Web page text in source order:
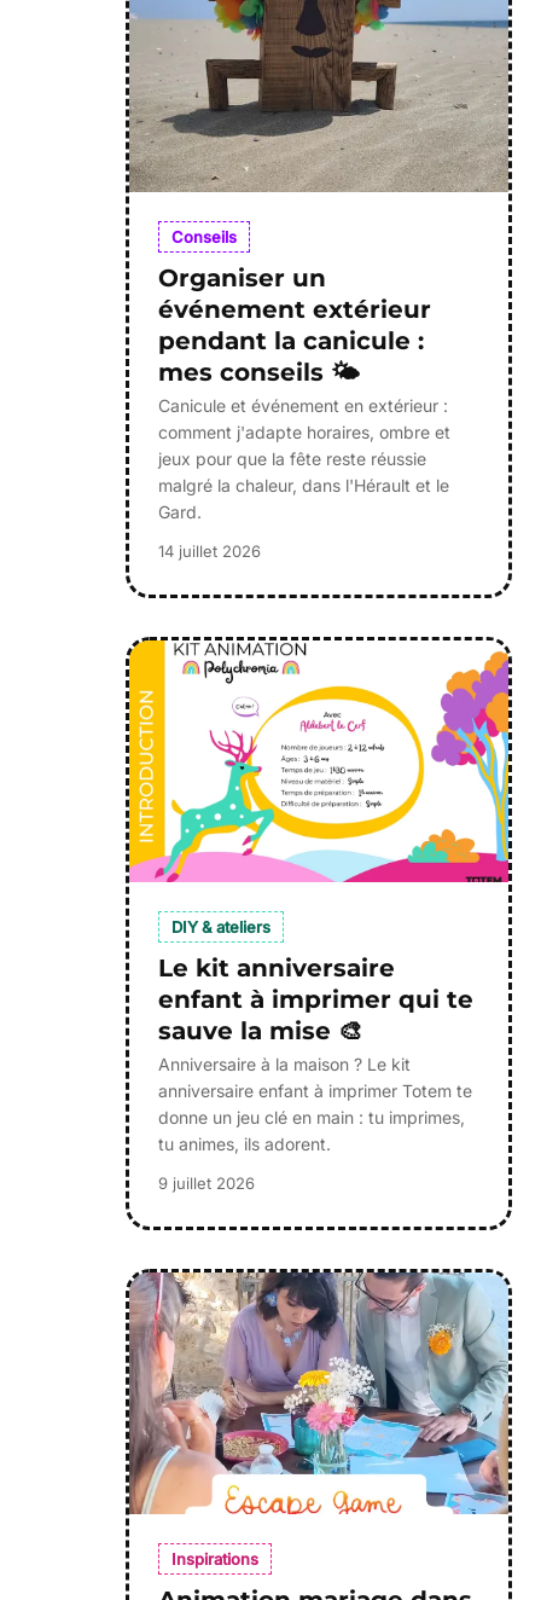
Conseils
Organiser un
événement extérieur
pendant la canicule :
mes conseils 🌤️
Canicule et événement en extérieur :
comment j'adapte horaires, ombre et
jeux pour que la fête reste réussie
malgré la chaleur, dans l'Hérault et le
Gard.
14 juillet 2026
DIY & ateliers
Le kit anniversaire
enfant à imprimer qui te
sauve la mise 🎨
Anniversaire à la maison ? Le kit
anniversaire enfant à imprimer Totem te
donne un jeu clé en main : tu imprimes,
tu animes, ils adorent.
9 juillet 2026
Inspirations